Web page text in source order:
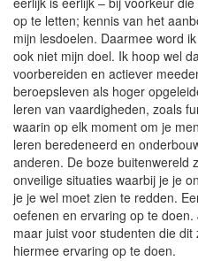
op te letten; kennis van het
mijn lesdoelen. Daarmee word
ook niet mijn doel. Ik hoop wel
voorbereiden en actiever
beroepsleven als hoger
leren van vaardigheden, zoals
waarin op elk moment om je
leren beredeneerd en
anderen. De boze buitenwereld
onveilige situaties waarbij je je
je je wel moet zien te redden.
oefenen en ervaring op te
maar juist voor studenten die
hiermee ervaring op te doen.